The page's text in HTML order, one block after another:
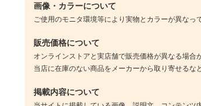
画像・カラーについて
ご使用のモニタ環境等により実物とカラーが異な
販売価格について
オンラインストアと実店舗で販売価格が異なる場
当店に在庫のない商品をメーカーから取り寄せる
掲載内容について